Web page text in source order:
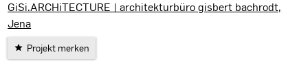
Jena
GiSi.ARCHiTECTURE | architekturbüro gisbert bachrodt,
Jena
Projekt merken